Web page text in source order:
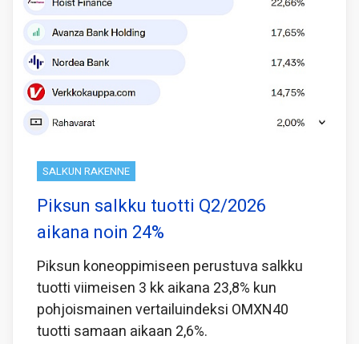
SALKUN RAKENNE
Piksun salkku tuotti Q2/2026
aikana noin 24%
Piksun koneoppimiseen perustuva salkku
tuotti viimeisen 3 kk aikana 23,8% kun
pohjoismainen vertailuindeksi OMXN40
tuotti samaan aikaan 2,6%.